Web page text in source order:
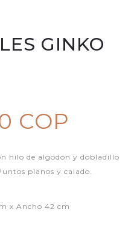
GINKO
COP
hilo de algodón y dobladillo
planos y calado.
x Ancho 42 cm